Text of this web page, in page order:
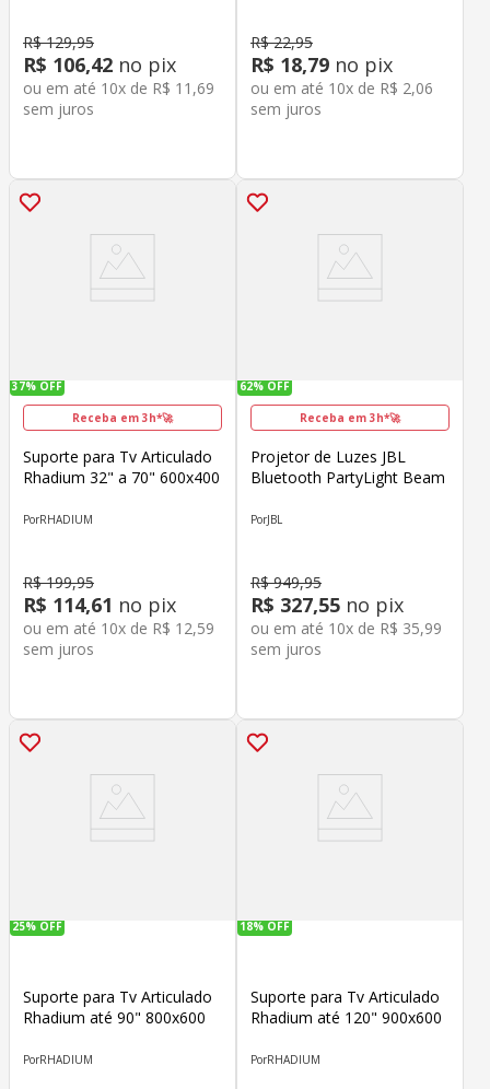
R$ 129,95
R$ 106,42 no pix
ou em até 10x de R$ 11 ,69
sem juros
R$ 22,95
R$ 18,79 no pix
ou em até 10x de R$ 2,06
sem juros
37% OFF
Receba em 3h*🚀
Suporte para Tv Articulado
Rhadium 32" a 70" 600x400
RHADIUM
R$ 199,95
R$ 114,61 no pix
ou em até 10x de R$ 12,59
sem juros
62% OFF
Receba em 3h*🚀
Projetor de Luzes JBL
Bluetooth PartyLight Beam
JBL
R$ 949,95
R$ 327,55 no pix
ou em até 10x de R$ 35,99
sem juros
25% OFF
Suporte para Tv Articulado
Rhadium até 90" 800x600
RHADIUM
18% OFF
Suporte para Tv Articulado
Rhadium até 120" 900x600
RHADIUM